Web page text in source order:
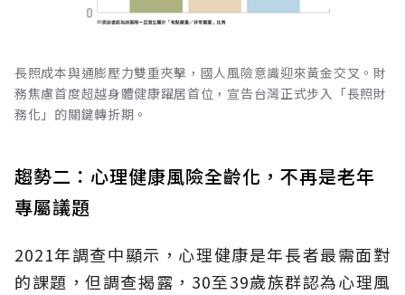
長照成本與通膨壓力雙重夾擊，國人風險意識迎來黃金交叉。財
務焦慮首度超越身體健康躍居首位，宣告台灣正式步入「長照財
務化」的關鍵轉折期。
趨勢二：心理健康風險全齡化，不再是老年
專屬議題
2021年調查中顯示，心理健康是年長者最需面對
的課題，但調查揭露，30至39歲族群認為心理風